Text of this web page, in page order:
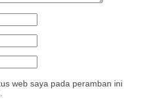
web saya pada peramban ini